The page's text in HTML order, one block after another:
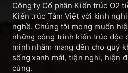
Công ty Cổ phần Kiến trúc O2
Kiến trúc Tâm Việt với kinh
nghề. Chúng tôi mong muốn
những công trình kiến trúc độc
mình nhằm mang đến cho quý
sống xanh mát, tiện nghi, hiện
cúng.